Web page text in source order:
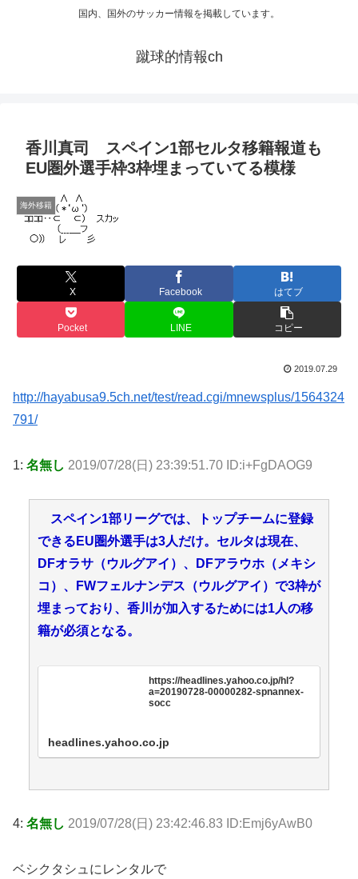
国内、国外のサッカー情報を掲載しています。
蹴球的情報ch
香川真司 スペイン1部セルタ移籍報道も
EU圏外選手枠3枠埋まっていてる模様
海外移籍
X Facebook はてブ
Pocket LINE コピー
2019.07.29
http://hayabusa9.5ch.net/test/read.cgi/mnewsplus/1564324
791/
1: 名無し 2019/07/28(日) 23:39:51.70 ID:i+FgDAOG9
スペイン1部リーグでは、トップチームに登録
できるEU圏外選手は3人だけ。セルタは現在、
DFオラサ（ウルグアイ）、DFアラウホ（メキシ
コ）、FWフェルナンデス（ウルグアイ）で3枠が
埋まっており、香川が加入するためには1人の移
籍が必須となる。
https://headlines.yahoo.co.jp/hl?
a=20190728-00000282-spnannex-
socc
headlines.yahoo.co.jp
4: 名無し 2019/07/28(日) 23:42:46.83 ID:Emj6yAwB0
ベシクタシュにレンタルで